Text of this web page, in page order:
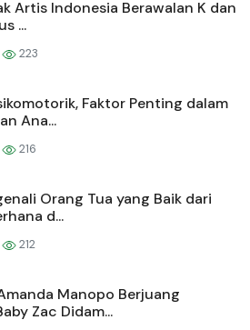
Artis Indonesia Berawalan K dan
...
223
Faktor Penting dalam
Ana...
216
Orang Tua yang Baik dari
d...
212
Manopo Berjuang
Zac Didam...